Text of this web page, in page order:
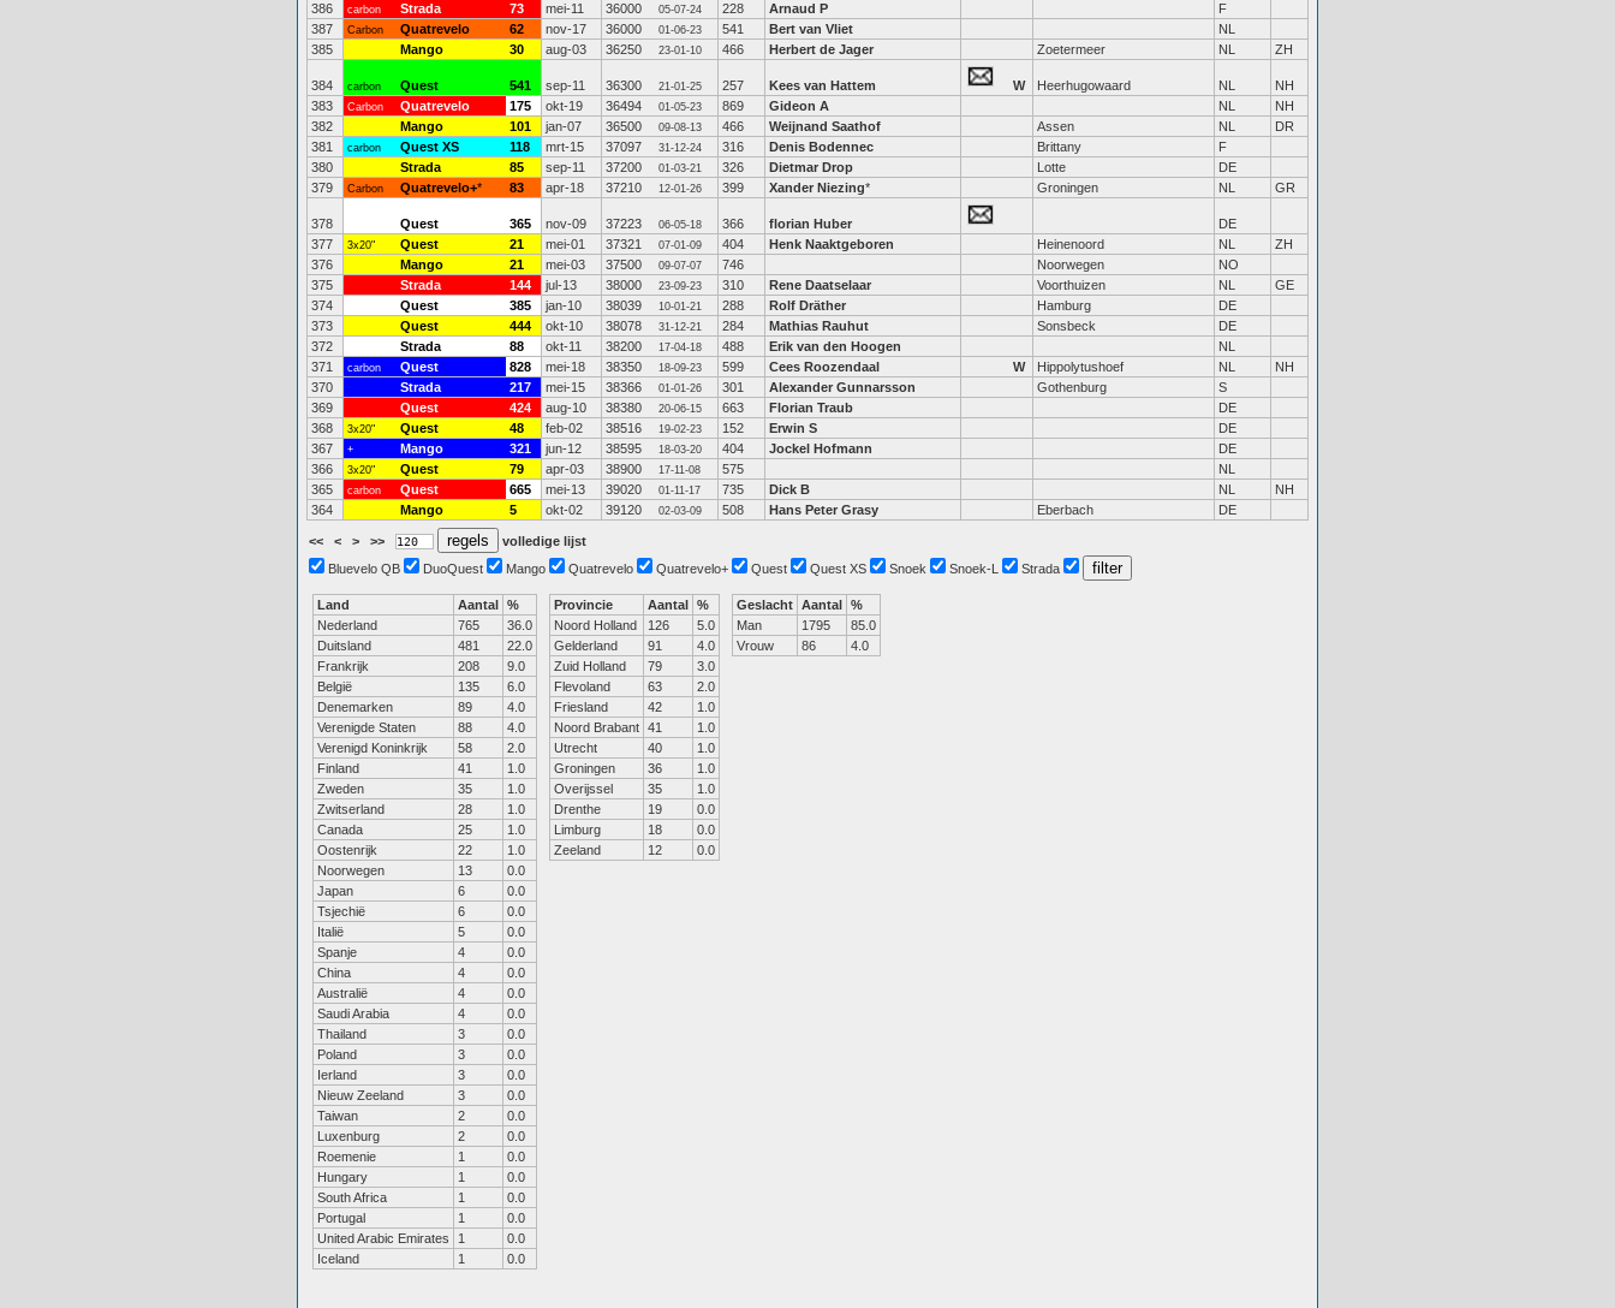
386
carbon Strada 73 mei-11 36000 05-07-24 228 Arnaud P
F
387
Carbon Quatrevelo 62 nov-17 36000 01-06-23 541 Bert van Vliet
NL
385
Mango 30 aug-03 36250 23-01-10 466 Herbert de Jager Zoetermeer NL ZH
384 carbon Quest 541 sep-11 36300 21-01-25 257 Kees van Hattem W Heerhugowaard NL
NH
383
Carbon Quatrevelo 175 okt-19 36494 01-05-23 869 Gideon A NL
NH
382
Mango 101 jan-07 36500 09-08-13 466 Weijnand Saathof Assen NL
DR
381
carbon Quest XS 118 mrt-15 37097 31-12-24 316 Denis Bodennec Brittany
F
380
Strada 85 sep-11 37200 01-03-21 326 Dietmar Drop Lotte
DE
379
Carbon Quatrevelo+* 83 apr-18 37210 12-01-26 399 Xander Niezing* Groningen NL GR
378 Quest 365 nov-09 37223 06-05-18 366 florian Huber
DE
377
3x20" Quest 21 mei-01 37321 07-01-09 404 Henk Naaktgeboren Heinenoord NL
ZH
376
Mango 21 mei-03 37500 09-07-07 746 Noorwegen
NO
375
Strada 144 jul-13 38000 23-09-23 310 Rene Daatselaar Voorthuizen NL
GE
374
Quest 385 jan-10 38039 10-01-21 288 Rolf Dräther Hamburg
DE
373
Quest 444 okt-10 38078 31-12-21 284 Mathias Rauhut Sonsbeck
DE
372
Strada 88 okt-11 38200 17-04-18 488 Erik van den Hoogen
NL
371
carbon Quest 828 mei-18 38350 18-09-23 599 Cees Roozendaal W Hippolytushoef NL
NH
370
Strada 217 mei-15 38366 01-01-26 301 Alexander Gunnarsson Gothenburg
S
369
Quest 424 aug-10 38380 20-06-15 663 Florian Traub
DE
368
3x20" Quest 48 feb-02 38516 19-02-23 152 Erwin S
DE
367
+ Mango 321 jun-12 38595 18-03-20 404 Jockel Hofmann
DE
366
3x20" Quest 79 apr-03 38900 17-11-08 575
NL
365
carbon Quest 665 mei-13 39020 01-11-17 735 Dick B NL
NH
364
Mango 5 okt-02 39120 02-03-09 508 Hans Peter Grasy Eberbach DE
<< < > >>
volledige lijst
Bluevelo QB
DuoQuest Mango Quatrevelo Quatrevelo+ Quest Quest XS Snoek Snoek-L Strada
Land Aantal %
Nederland
765
36.0
Duitsland
481
22.0
Frankrijk
208
9.0
België
135
6.0
Denemarken
89
4.0
Verenigde Staten
88
4.0
Verenigd Koninkrijk
58
2.0
Finland
41
1.0
Zweden
35
1.0
Zwitserland
28
1.0
Canada
25
1.0
Oostenrijk
22
1.0
Noorwegen
13
0.0
Japan
6
0.0
Tsjechië
6
0.0
Italië
5
0.0
Spanje
4
0.0
China
4
0.0
Australië
4
0.0
Saudi Arabia
4
0.0
Thailand
3
0.0
Poland
3
0.0
Ierland
3
0.0
Nieuw Zeeland
3
0.0
Taiwan
2
0.0
Luxenburg
2
0.0
Roemenie
1
0.0
Hungary
1
0.0
South Africa
1
0.0
Portugal
1
0.0
United Arabic Emirates
1
0.0
Iceland
1 0.0
Provincie Aantal %
Noord Holland
126
5.0
Gelderland
91
4.0
Zuid Holland
79
3.0
Flevoland
63
2.0
Friesland
42
1.0
Noord Brabant 41
1.0
Utrecht
40
1.0
Groningen
36
1.0
Overijssel
35
1.0
Drenthe
19
0.0
Limburg
18
0.0
Zeeland
12 0.0
Geslacht Aantal %
Man
1795
85.0
Vrouw
86 4.0